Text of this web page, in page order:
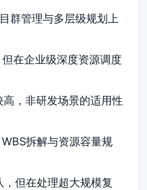
群管理与多层级规划上
在企业级深度资源调度
，非研发场景的适用性
拆解与资源容量规
但在处理超大规模复